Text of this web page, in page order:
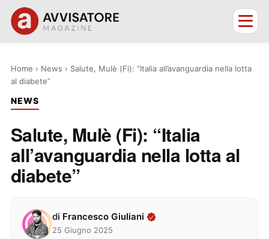
Home › News › Salute, Mulè (Fi): “Italia all’avanguardia nella lotta
al diabete”
NEWS
Salute, Mulè (Fi): “Italia
all’avanguardia nella lotta al
diabete”
di Francesco Giuliani
25 Giugno 2025